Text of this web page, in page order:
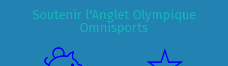
Soutenir l'Anglet Olympique
Omnisports